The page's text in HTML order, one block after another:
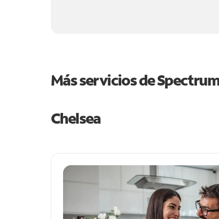
Más servicios de
Chelsea